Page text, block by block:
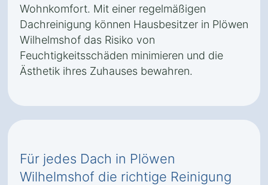
Wohnkomfort. Mit einer regelmäßigen
Dachreinigung können Hausbesitzer in Plöwen
Wilhelmshof das Risiko von
Feuchtigkeitsschäden minimieren und die
Ästhetik ihres Zuhauses bewahren.
Für jedes Dach in Plöwen
Wilhelmshof die richtige Reinigung